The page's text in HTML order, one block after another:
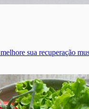
sua recuperação